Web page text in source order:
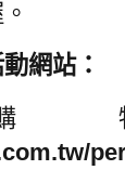
網站：